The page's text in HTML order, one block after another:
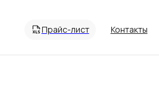
Прайс-лист Контакты